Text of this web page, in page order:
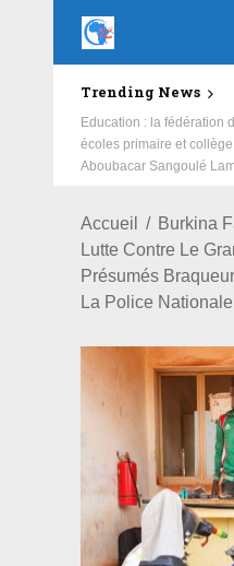
Trending News
Education : la fédération
écoles primaire et
Aboubacar Sangoulé
Accueil
Burkina
Lutte Contre Le
Présumés
La Police